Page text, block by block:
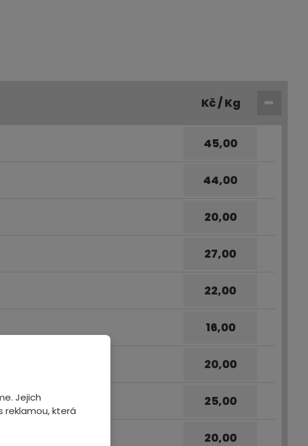
Kč / Kg
45,00
44,00
20,00
27,00
22,00
16,00
20,00
25,00
20,00
Jejich
která